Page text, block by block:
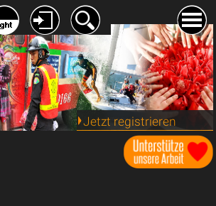
Jetzt registrieren